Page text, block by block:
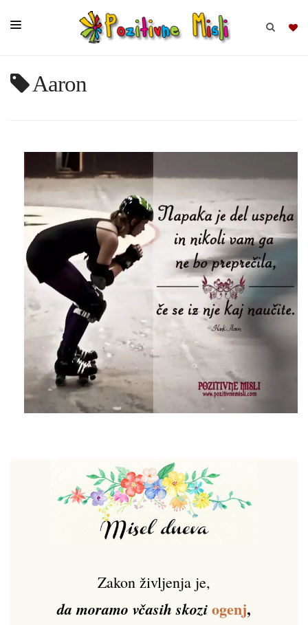
KOMPLETI
Aaron
Zakon življenja je,
da moramo včasih skoziogenj,